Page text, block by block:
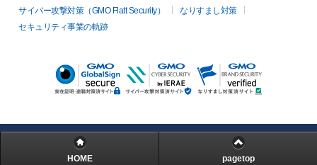
サイバー攻撃対策（GMO Flatt Security）
なりすまし対策
セキュリティ事業の軌跡
HOME pagetop